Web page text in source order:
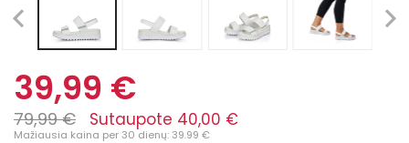
39,99 €
79,99 € Sutaupote 40,00 €
Mažiausia kaina per 30 dienų: 39.99 €